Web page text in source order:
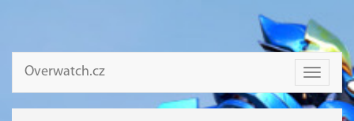
Toggle
Overwatch.cz